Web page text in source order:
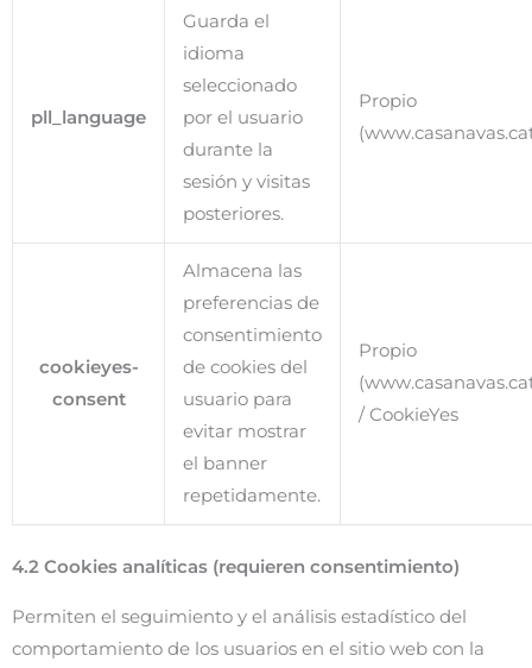
pll_language
Guarda el
idioma
seleccionado
por el usuario
durante la
sesión y visitas
posteriores.
Propio
cookieyes-
consent
Almacena las
preferencias de
consentimiento
de cookies del
usuario para
evitar mostrar
el banner
repetidamente.
Propio
/ CookieYes
4.2 Cookies analíticas (requieren consentimiento)
Permiten el seguimiento y el análisis estadístico del
comportamiento de los usuarios en el sitio web con la